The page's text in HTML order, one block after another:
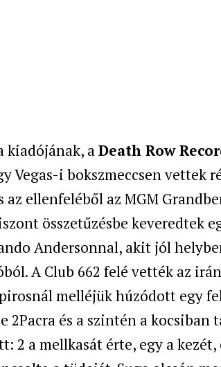
kiadójának, aDeath Row
Vegas-i bokszmeccsen vettek
ellenfeléből az MGM
összetűzésbe keveredtek
Andersonnal, akit jól
A Club 662 felé vették az
melléjük húzódott egy
2Pacra és a szintén a kocsiban
2 a mellkasát érte, egy a